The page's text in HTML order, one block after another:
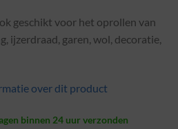
geschikt voor het oprollen van
ijzerdraad, garen, wol, decoratie,
over dit product
binnen 24 uur verzonden